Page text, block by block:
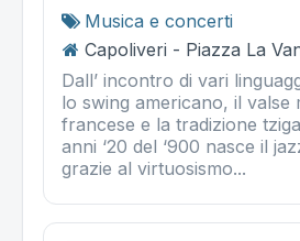
Musica e concerti
Capoliveri - Piazza La
Dall’ incontro di vari
lo swing americano, il valse
francese e la tradizione
anni ‘20 del ‘900 nasce il
grazie al virtuosismo...